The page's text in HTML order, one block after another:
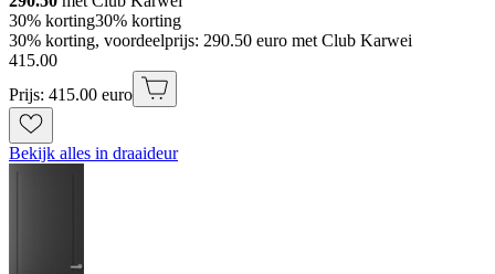
30% korting30% korting
30% korting, voordeelprijs: 290.50 euro met Club Karwei
415.00
Prijs: 415.00 euro
Bekijk alles in draaideur